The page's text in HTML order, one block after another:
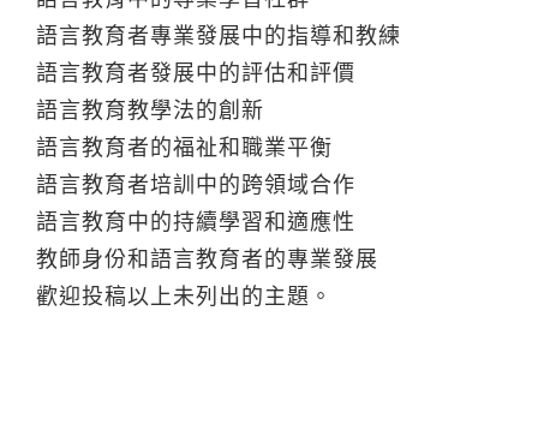
語言教育者專業發展中的指導和教練
語言教育者發展中的評估和評價
語言教育教學法的創新
語言教育者的福祉和職業平衡
語言教育者培訓中的跨領域合作
語言教育中的持續學習和適應性
教師身份和語言教育者的專業發展
歡迎投稿以上未列出的主題。